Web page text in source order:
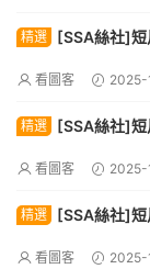
精選 [SSA絲社]短
看圖客
精選 [SSA絲社]短
看圖客
精選 [SSA絲社]短
看圖客 2025-